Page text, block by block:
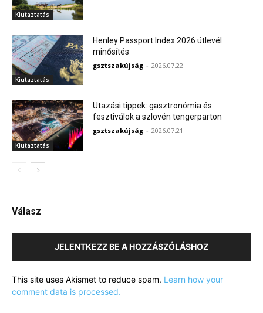
Kiutaztatás
Kiutaztatás
Henley Passport Index 2026 útlevél
minősítés
gsztszakújság - 2026.07.22.
Kiutaztatás
Utazási tippek: gasztronómia és
fesztiválok a szlovén tengerparton
gsztszakújság - 2026.07.21.
Válasz
JELENTKEZZ BE A HOZZÁSZÓLÁSHOZ
This site uses Akismet to reduce spam. Learn how your
comment data is processed.